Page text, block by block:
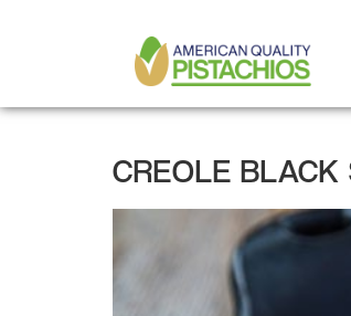
NAVIGATION
CREOLE BLACK